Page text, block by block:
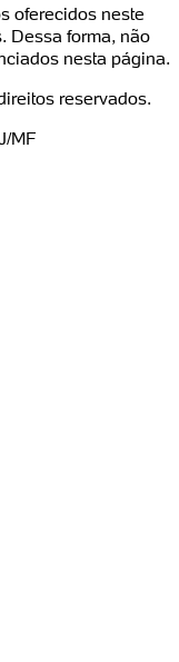
oferecidos neste
Dessa forma, não
nesta página.
reservados.
MF